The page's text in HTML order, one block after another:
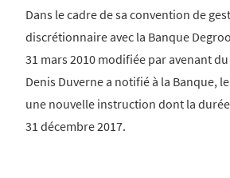
Dans le cadre de sa convention de
discrétionnaire avec la Banque
31 mars 2010 modifiée par avenant
Denis Duverne a notifié à la Banque,
une nouvelle instruction dont la
31 décembre 2017.